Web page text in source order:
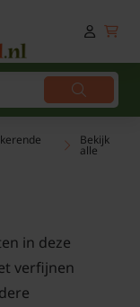
Bekijk
alle
in deze
verfijnen